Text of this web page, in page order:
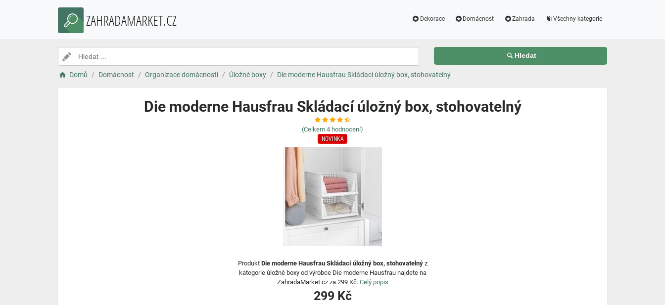
ZAHRADAMARKET.CZ Dekorace Domácnost Zahrada Všechny kategorie
Hledat
Domů Domácnost Organizace domácnosti Úložné boxy Die moderne Hausfrau Skládací úložný box, stohovatelný
Die moderne Hausfrau Skládací úložný box, stohovatelný
(Celkem 4 hodnocení)
NOVINKA
Produkt Die moderne Hausfrau Skládací úložný box, stohovatelnýz
kategorie úložné boxy od výrobce Die moderne Hausfrau najdete na
ZahradaMarket.cz za 299 Kč. Celý popis
299 Kč